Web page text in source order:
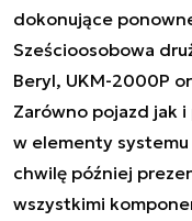
dokonujące
Sześcioosobowa
Beryl, UKM-2000P
Zarówno pojazd jak
w elementy systemu
chwilę później
wszystkimi